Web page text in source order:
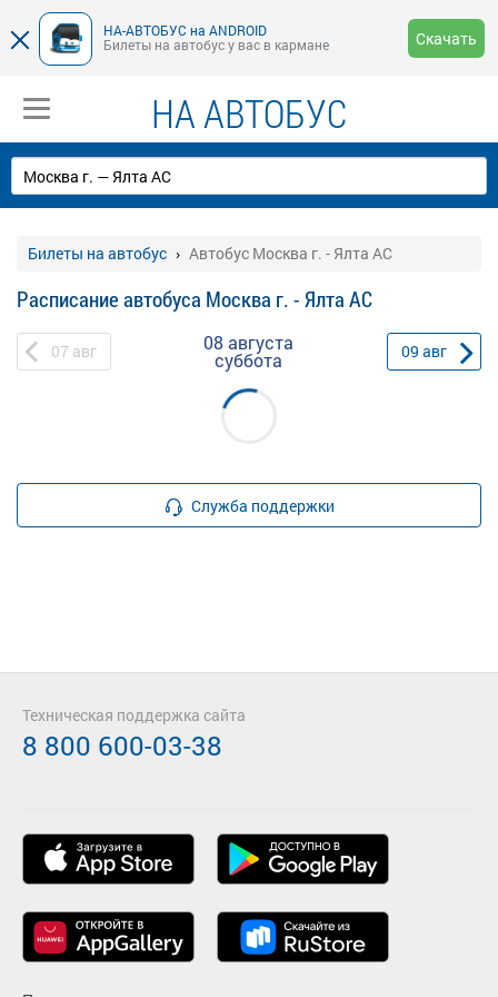
НА-АВТОБУС на ANDROID
Билеты на автобус у вас в кармане
Скачать
НА АВТОБУС
Билеты на автобус Автобус Москва г. - Ялта АС
Расписание автобуса Москва г. - Ялта АС
07 авг 08 августа
суббота 09 авг
Служба поддержки
Техническая поддержка сайта
8 800 600-03-38